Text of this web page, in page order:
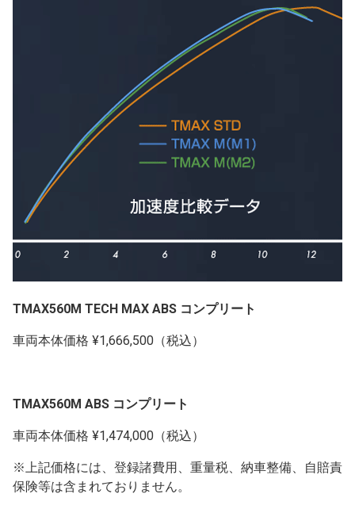
TMAX560M TECH MAX ABS コンプリート
車両本体価格 ¥1,666,500（税込）
TMAX560M ABS コンプリート
車両本体価格 ¥1,474,000（税込）
※上記価格には、登録諸費用、重量税、納車整備、自賠責
保険等は含まれておりません。